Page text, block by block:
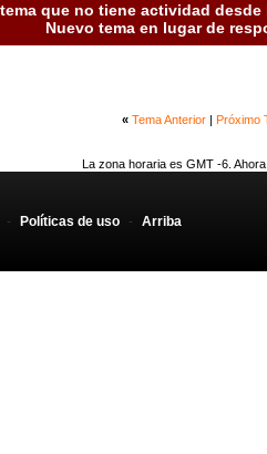
que no tiene actividad desde
Nuevo tema en lugar de
« Tema Anterior Próximo
La zona horaria es GMT -6. Ahora
- Políticas de uso - Arriba